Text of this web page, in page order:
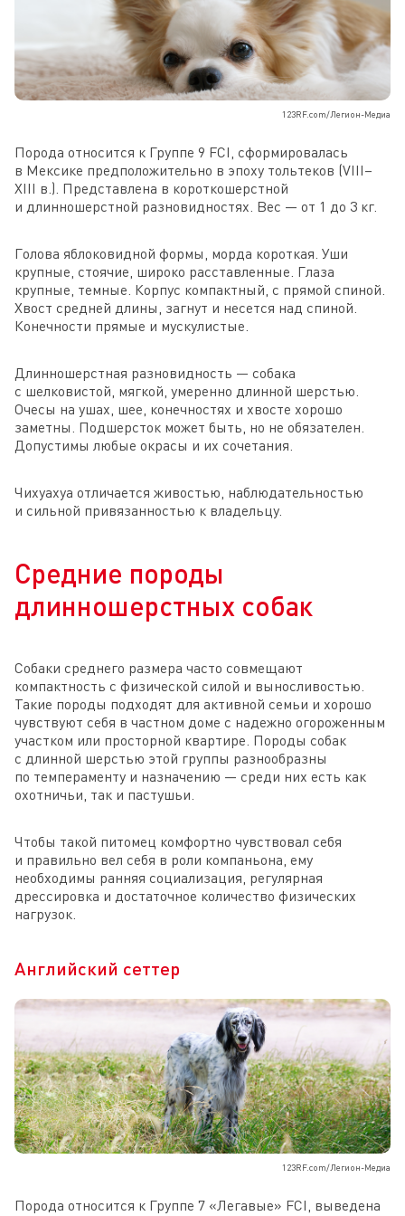
123RF.com/Легион-Медиа
Порода относится к Группе 9 FCI, сформировалась
в Мексике предположительно в эпоху тольтеков (VIII–
XIII в.). Представлена в короткошерстной
и длинношерстной разновидностях. Вес — от 1 до 3 кг.
Голова яблоковидной формы, морда короткая. Уши
крупные, стоячие, широко расставленные. Глаза
крупные, темные. Корпус компактный, с прямой спиной.
Хвост средней длины, загнут и несется над спиной.
Конечности прямые и мускулистые.
Длинношерстная разновидность — собака
с шелковистой, мягкой, умеренно длинной шерстью.
Очесы на ушах, шее, конечностях и хвосте хорошо
заметны. Подшерсток может быть, но не обязателен.
Допустимы любые окрасы и их сочетания.
Чихуахуа отличается живостью, наблюдательностью
и сильной привязанностью к владельцу.
Средние породы
длинношерстных собак
Собаки среднего размера часто совмещают
компактность с физической силой и выносливостью.
Такие породы подходят для активной семьи и хорошо
чувствуют себя в частном доме с надежно огороженным
участком или просторной квартире. Породы собак
с длинной шерстью этой группы разнообразны
по темпераменту и назначению — среди них есть как
охотничьи, так и пастушьи.
Чтобы такой питомец комфортно чувствовал себя
и правильно вел себя в роли компаньона, ему
необходимы ранняя социализация, регулярная
дрессировка и достаточное количество физических
нагрузок.
Английский сеттер
123RF.com/Легион-Медиа
Порода относится к Группе 7 «Легавые» FCI, выведена